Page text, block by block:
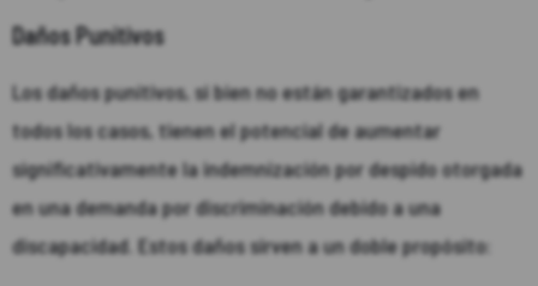
Daños Punitivos
Los daños punitivos, si bien no están garantizados en
todos los casos, tienen el potencial de aumentar
significativamente la indemnización por despido otorgada
en una demanda por discriminación debido a una
discapacidad. Estos daños sirven a un doble propósito: